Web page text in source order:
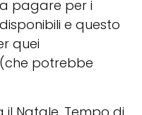
pagare per i
e questo
quei
potrebbe